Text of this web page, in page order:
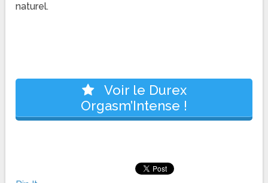
naturel.
Voir le Durex
Orgasm’Intense !